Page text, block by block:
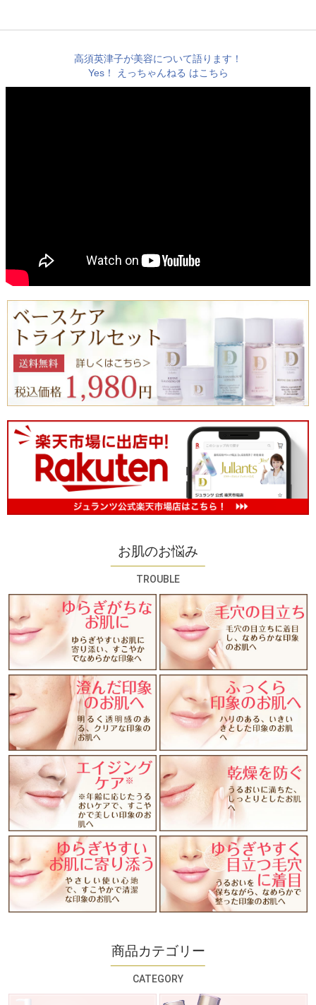
高須英津子が美容について語ります！
Yes！ えっちゃんねる はこちら
お肌のお悩み
TROUBLE
商品カテゴリー
CATEGORY